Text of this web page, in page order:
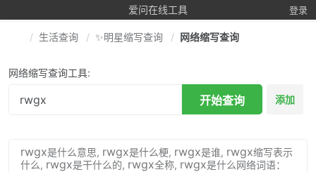
爱问在线工具 登录
生活查询 ✨明星缩写查询 网络缩写查询
网络缩写查询工具:
开始查询 添加
rwgx是什么意思, rwgx是什么梗, rwgx是谁, rwgx缩写表示
什么, rwgx是干什么的, rwgx全称, rwgx是什么网络词语：